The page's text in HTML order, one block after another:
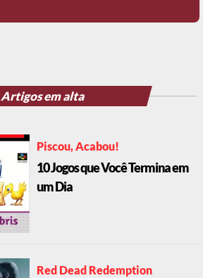
Artigos em alta
Piscou, Acabou!
10 Jogos que Você Termina em
um Dia
Red Dead Redemption